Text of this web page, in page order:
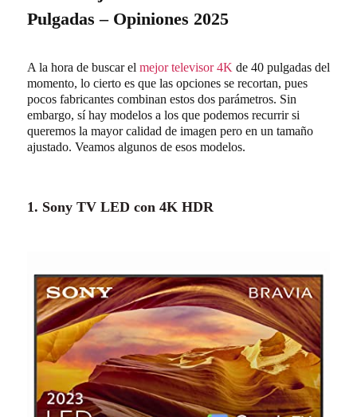
Pulgadas – Opiniones 2025
A la hora de buscar el mejor televisor 4K de 40 pulgadas del
momento, lo cierto es que las opciones se recortan, pues
pocos fabricantes combinan estos dos parámetros. Sin
embargo, sí hay modelos a los que podemos recurrir si
queremos la mayor calidad de imagen pero en un tamaño
ajustado. Veamos algunos de esos modelos.
1. Sony TV LED con 4K HDR